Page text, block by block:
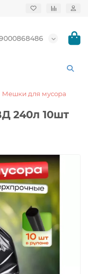
Мешки для мусора
240л 10шт